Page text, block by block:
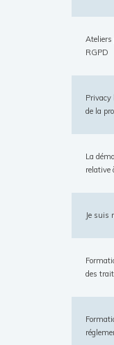
Ateliers
RGPD
Privacy
de la
La
relative
Je suis
des